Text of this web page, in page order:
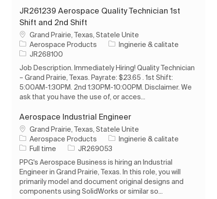
JR261239 Aerospace Quality Technician 1st
Shift and 2nd Shift
LocGrand Prairie, Texas, Statele Unite
Aerospace Products
Categorie
Inginerie & calitate
Job IdJR268100
Job Description. Immediately Hiring! Quality Technician
– Grand Prairie, Texas. Payrate: $23.65 . 1st Shift:
5:00AM-1:30PM. 2nd 1:30PM-10:00PM. Disclaimer. We
ask that you have the use of, or acces...
Aerospace Industrial Engineer
LocGrand Prairie, Texas, Statele Unite
Aerospace Products
Categorie
Inginerie & calitate
Tipul postului
Full time Job IdJR269053
PPG's Aerospace Business is hiring an Industrial
Engineer in Grand Prairie, Texas. In this role, you will
primarily model and document original designs and
components using SolidWorks or similar so...